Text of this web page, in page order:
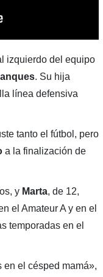
izquierdo del equipo
. Su hija
línea defensiva
tanto el fútbol, pero
a la finalización de
y Marta, de 12,
el Amateur A y en el
temporadas en el
en el césped mamá»,